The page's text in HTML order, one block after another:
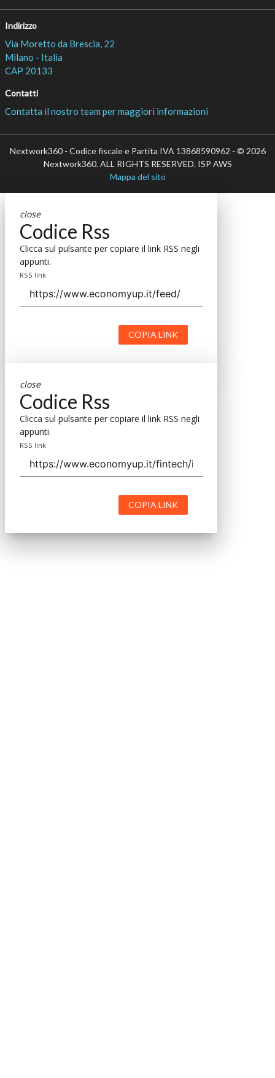
Indirizzo
Via Moretto da Brescia, 22
Milano - Italia
CAP 20133
Contatti
Contatta il nostro team per maggiori informazioni
Nextwork360 - Codice fiscale e Partita IVA 13868590962 - © 2026
Nextwork360. ALL RIGHTS RESERVED. ISP AWS
Mappa del sito
close
Codice Rss
Clicca sul pulsante per copiare il link RSS negli
appunti.
RSS link
COPIA LINK
close
Codice Rss
Clicca sul pulsante per copiare il link RSS negli
appunti.
RSS link
COPIA LINK